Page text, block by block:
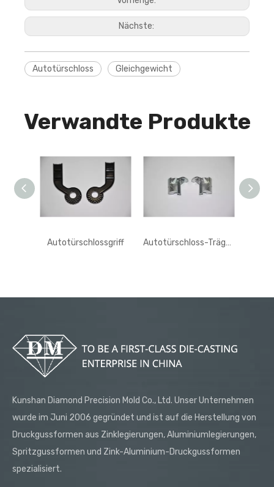
Nächste:
Autotürschloss Gleichgewicht
Verwandte Produkte
Autotürschlossgriff Autotürschloss-Trägheitsblock
Kunshan Diamond Precision Mold Co., Ltd. Unser Unternehmen
wurde im Juni 2006 gegründet und ist auf die Herstellung von
Druckgussformen aus Zinklegierungen, Aluminiumlegierungen,
Spritzgussformen und Zink-Aluminium-Druckgussformen
spezialisiert.